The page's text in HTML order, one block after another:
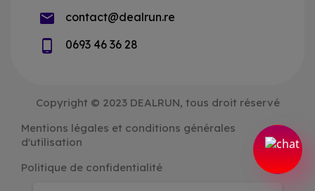
email contact@dealrun.re
phone_android 0693 46 36 28
Copyright © 2023 DEALRUN, tous droit réservé
Mentions légales et conditions générales
d'utilisation
Politique de confidentialité